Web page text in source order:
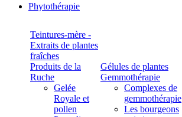
Phytothérapie
Teintures-mère -
Extraits de plantes
fraîches
Produits de la
Ruche
Gelée
Royale et
pollen
Gélules de plantes
Gemmothérapie
Complexes de
gemmothérapie
Les bourgeons